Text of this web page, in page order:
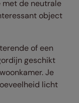
de neutrale
object
of een
geschikt
Je
licht